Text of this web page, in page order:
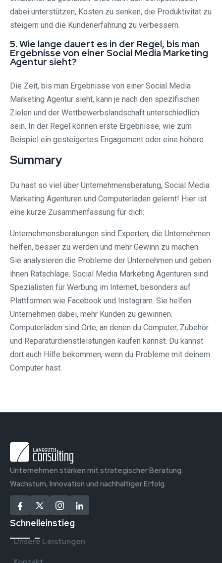
dabei unterstützen, Kosten zu senken, die Produktivität zu
steigern und die Kundenerfahrung zu verbessern.
5. Wie lange dauert es in der Regel, bis man
Ergebnisse von einer Social Media Marketing
Agentur sieht?
Die Zeit, bis man Ergebnisse von einer Social Media
Marketing Agentur sieht, kann je nach den spezifischen
Zielen und der Wettbewerbslandschaft unterschiedlich
sein. In der Regel können erste Ergebnisse, wie zum
Beispiel ein gesteigertes Engagement oder eine höhere
Summary
Du hast so viel über Unternehmensberatung, Social Media
Marketing Agenturen und Computerläden gelernt! Hier ist
eine kurze Zusammenfassung für dich:
Unternehmensberatungen sind Experten, die Unternehmen
helfen, besser zu werden und mehr Gewinn zu machen.
Sie analysieren die Probleme der Unternehmen und geben
ihnen Ratschläge. Social Media Marketing Agenturen sind
Spezialisten für Werbung im Internet, besonders auf
Plattformen wie Facebook und Instagram. Sie helfen
Unternehmen dabei, mehr Kunden zu gewinnen.
Computerläden sind Orte, an denen du Computer, Zubehör
und Reparaturdienstleistungen kaufen kannst. Du kannst
dort auch Hilfe bekommen, wenn du Probleme mit deinem
Computer hast.
Unternehmen stärken mit strategischer Beratung.
Wachstum, Innovation und nachhaltiger Erfolg.
Schnelleinstieg
Unsere Leistungen